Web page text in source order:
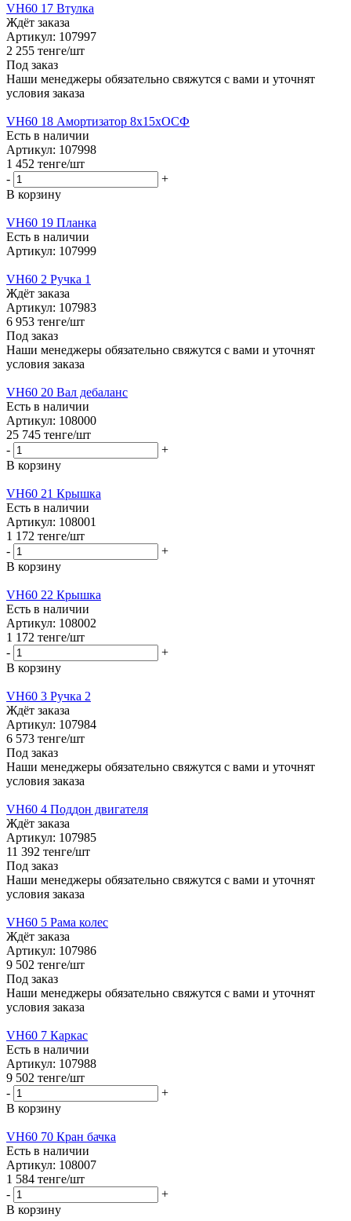
VH60 17 Втулка
Ждёт заказа
Артикул: 107997
2 255 тенге/шт
Под заказ
Наши менеджеры обязательно свяжутся с вами и уточнят
условия заказа
VH60 18 Амортизатор 8х15хОСФ
Есть в наличии
Артикул: 107998
1 452 тенге/шт
-
+
В корзину
VH60 19 Планка
Есть в наличии
Артикул: 107999
VH60 2 Ручка 1
Ждёт заказа
Артикул: 107983
6 953 тенге/шт
Под заказ
Наши менеджеры обязательно свяжутся с вами и уточнят
условия заказа
VH60 20 Вал дебаланс
Есть в наличии
Артикул: 108000
25 745 тенге/шт
-
+
В корзину
VH60 21 Крышка
Есть в наличии
Артикул: 108001
1 172 тенге/шт
-
+
В корзину
VH60 22 Крышка
Есть в наличии
Артикул: 108002
1 172 тенге/шт
-
+
В корзину
VH60 3 Ручка 2
Ждёт заказа
Артикул: 107984
6 573 тенге/шт
Под заказ
Наши менеджеры обязательно свяжутся с вами и уточнят
условия заказа
VH60 4 Поддон двигателя
Ждёт заказа
Артикул: 107985
11 392 тенге/шт
Под заказ
Наши менеджеры обязательно свяжутся с вами и уточнят
условия заказа
VH60 5 Рама колес
Ждёт заказа
Артикул: 107986
9 502 тенге/шт
Под заказ
Наши менеджеры обязательно свяжутся с вами и уточнят
условия заказа
VH60 7 Каркас
Есть в наличии
Артикул: 107988
9 502 тенге/шт
-
+
В корзину
VH60 70 Кран бачка
Есть в наличии
Артикул: 108007
1 584 тенге/шт
-
+
В корзину